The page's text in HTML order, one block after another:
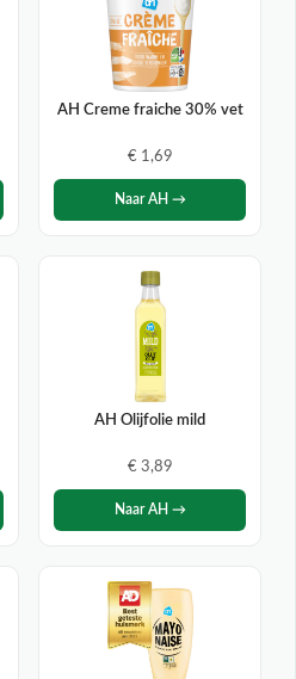
AH Creme fraiche 30% vet
€ 1,69
Naar AH →
AH Olijfolie mild
€ 3,89
Naar AH →